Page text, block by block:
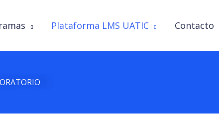
Plataforma LMS UATIC Contacto